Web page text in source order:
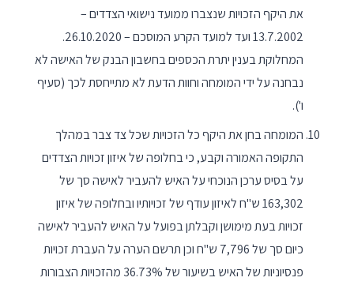
את היקף הזכויות שנצברו ממועד נישואי הצדדים –
13.7.2002 ועד למועד הקרע המוסכם – 26.10.2020.
המחלוקת בענין יתרת הכספים בחשבון הבנק של האישה לא
נבחנה על ידי המומחה וחוות הדעת לא מתייחסת לכך (סעיף
ו').
המומחה בחן את היקף כל הזכויות שכל צד צבר במהלך
התקופה האמורה וקבע, כי בחלופה של איזון זכויות הצדדים
על בסיס ערכן הנוכחי על האיש להעביר לאישה סך של
163,302 ש"ח לאיזון עודף של זכויותיו ובחלופה של איזון
זכויות בעת מימושן וקבלתן בפועל על האיש להעביר לאישה
כיום סך של 7,796 ש"ח וכן תרשם הערה על העברת זכויות
פנסיוניות של האיש בשיעור של 36.73% מהזכויות הצבורות